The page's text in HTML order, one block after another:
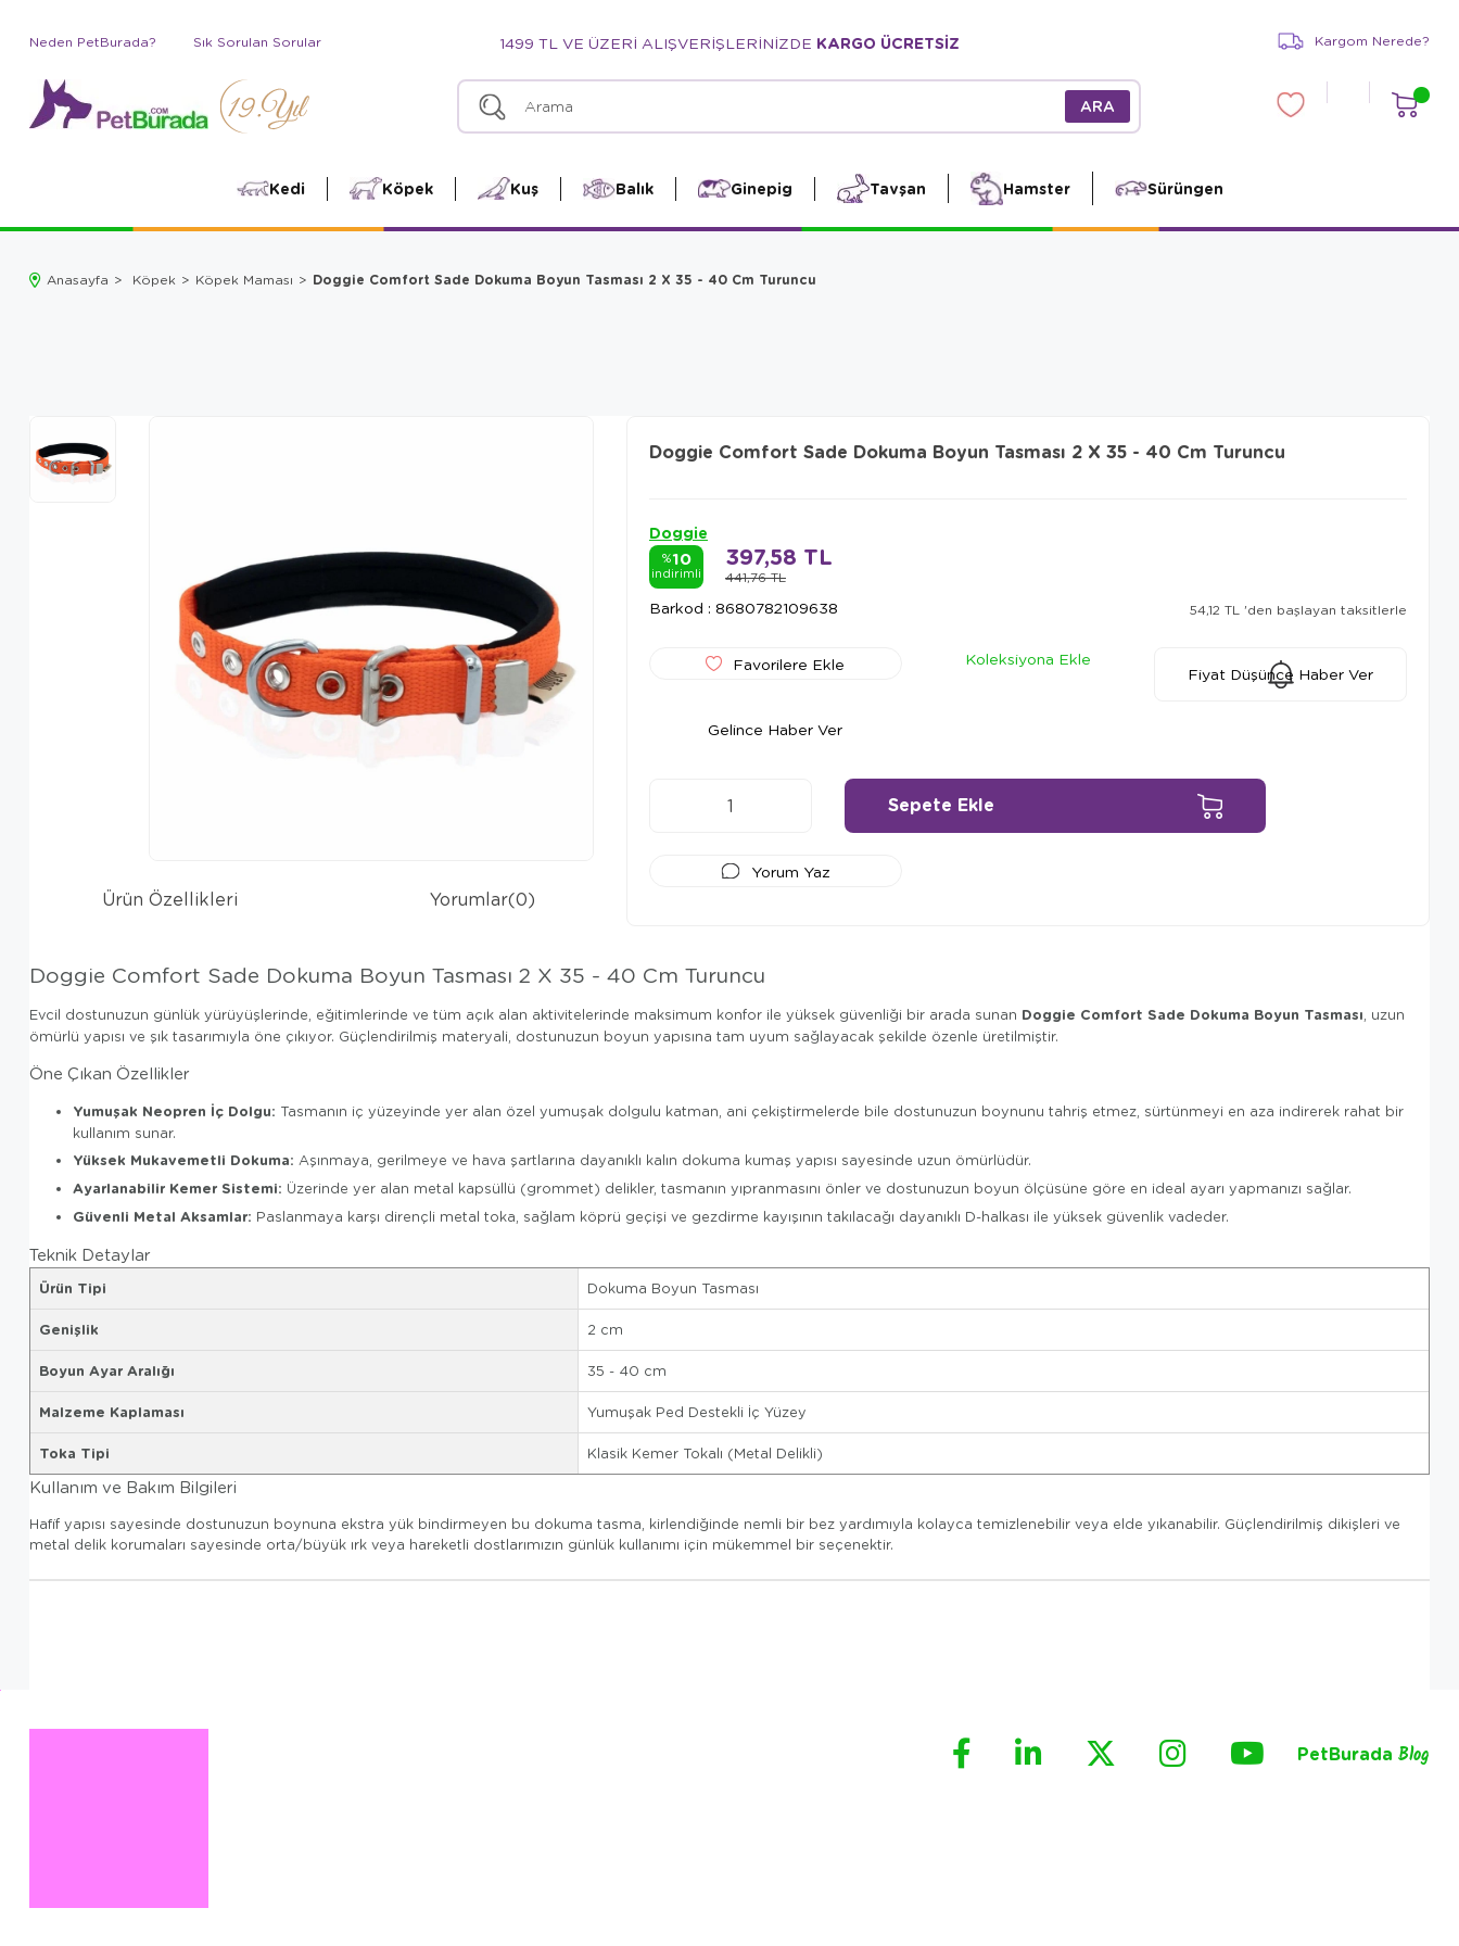
Neden PetBurada? Sık Sorulan Sorular 1499 TL VE ÜZERİ ALIŞVERİŞLERİNİZDE KARGO ÜCRETSİZ Kargom Nerede?
Kedi Köpek Kuş Balık Ginepig Tavşan Hamster Sürüngen
Anasayfa Köpek Köpek Maması Doggie Comfort Sade Dokuma Boyun Tasması 2 X 35 - 40 Cm Turuncu
Doggie Comfort Sade Dokuma Boyun Tasması 2 X 35 - 40 Cm Turuncu
Doggie
%10
indirimli 441,76 TL
397,58 TL
Barkod : 8680782109638 54,12 TL 'den başlayan taksitlerle
Favorilere Ekle
Koleksiyona Ekle
Fiyat Düşünce Haber Ver
Gelince Haber Ver
Yorum Yaz
Ürün Özellikleri Yorumlar(0)
Doggie Comfort Sade Dokuma Boyun Tasması 2 X 35 - 40 Cm Turuncu
Evcil dostunuzun günlük yürüyüşlerinde, eğitimlerinde ve tüm açık alan aktivitelerinde maksimum konfor ile yüksek güvenliği bir arada sunan Doggie Comfort Sade Dokuma Boyun Tasması, uzun
ömürlü yapısı ve şık tasarımıyla öne çıkıyor. Güçlendirilmiş materyali, dostunuzun boyun yapısına tam uyum sağlayacak şekilde özenle üretilmiştir.
Öne Çıkan Özellikler
Yumuşak Neopren İç Dolgu: Tasmanın iç yüzeyinde yer alan özel yumuşak dolgulu katman, ani çekiştirmelerde bile dostunuzun boynunu tahriş etmez, sürtünmeyi en aza indirerek rahat bir
kullanım sunar.
Yüksek Mukavemetli Dokuma: Aşınmaya, gerilmeye ve hava şartlarına dayanıklı kalın dokuma kumaş yapısı sayesinde uzun ömürlüdür.
Ayarlanabilir Kemer Sistemi: Üzerinde yer alan metal kapsüllü (grommet) delikler, tasmanın yıpranmasını önler ve dostunuzun boyun ölçüsüne göre en ideal ayarı yapmanızı sağlar.
Güvenli Metal Aksamlar: Paslanmaya karşı dirençli metal toka, sağlam köprü geçişi ve gezdirme kayışının takılacağı dayanıklı D-halkası ile yüksek güvenlik vadeder.
Teknik Detaylar
Ürün Tipi Dokuma Boyun Tasması
Genişlik 2 cm
Boyun Ayar Aralığı 35 - 40 cm
Malzeme Kaplaması Yumuşak Ped Destekli İç Yüzey
Toka Tipi Klasik Kemer Tokalı (Metal Delikli)
Kullanım ve Bakım Bilgileri
Hafif yapısı sayesinde dostunuzun boynuna ekstra yük bindirmeyen bu dokuma tasma, kirlendiğinde nemli bir bez yardımıyla kolayca temizlenebilir veya elde yıkanabilir. Güçlendirilmiş dikişleri ve
metal delik korumaları sayesinde orta/büyük ırk veya hareketli dostlarımızın günlük kullanımı için mükemmel bir seçenektir.
PetBurada Blog